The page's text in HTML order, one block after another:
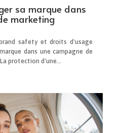
sa marque dans
marketing
safety et droits d'usage
dans une campagne de
protection d'une...